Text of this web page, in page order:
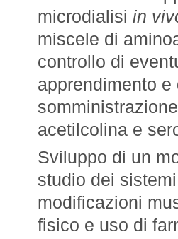
microdialisi in
miscele di
controllo di
apprendimento
acetilcolina e
Sviluppo di un
studio dei
modificazioni
fisico e uso di